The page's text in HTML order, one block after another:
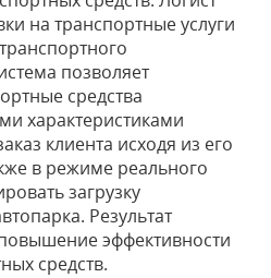
на транспортные услуги
позволяет
средства
характеристиками
клиента исходя из его
в режиме реального
загрузку
Результат
эффективности
средств.